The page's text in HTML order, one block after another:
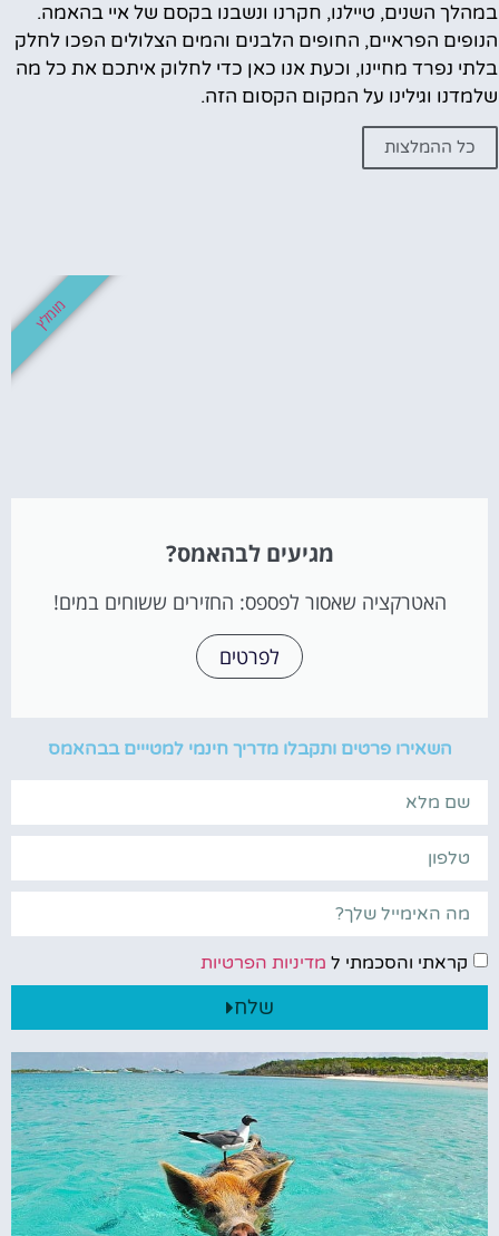
במהלך השנים, טיילנו, חקרנו ונשבנו בקסם של איי בהאמה.
הנופים הפראיים, החופים הלבנים והמים הצלולים הפכו לחלק
בלתי נפרד מחיינו, וכעת אנו כאן כדי לחלוק איתכם את כל מה
שלמדנו וגילינו על המקום הקסום הזה.
כל ההמלצות
מגיעים לבהאמס?
האטרקציה שאסור לפספס: החזירים ששוחים במים!
לפרטים
מומלץ
השאירו פרטים ותקבלו מדריך חינמי למטייים בבהאמס
קראתי והסכמתי ל מדיניות הפרטיות
שלח